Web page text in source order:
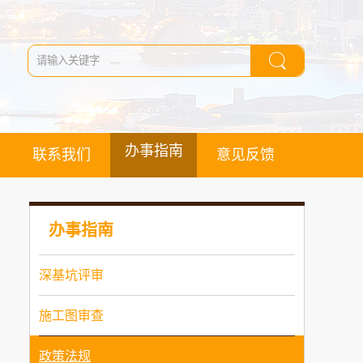
联系我们 办事指南 意见反馈
办事指南
深基坑评审
施工图审查
政策法规